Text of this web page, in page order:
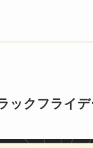
ックフライ